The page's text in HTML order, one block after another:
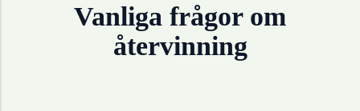
Vanliga frågor om
återvinning